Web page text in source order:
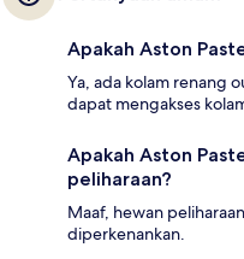
Apakah Aston
Ya, ada kolam renang
dapat mengakses
Apakah Aston
peliharaan?
Maaf, hewan
diperkenankan.